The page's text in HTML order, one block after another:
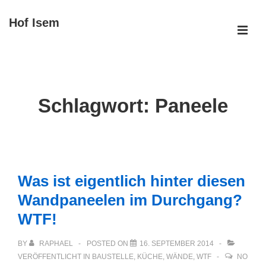
ZumHof Isem
Schlagwort: Paneele
Was ist eigentlich hinter diesen
Wandpaneelen im Durchgang?
WTF!
BY RAPHAEL POSTED ON
16. SEPTEMBER 2014
VERÖFFENTLICHT IN BAUSTELLE, KÜCHE, WÄNDE, WTF
NO